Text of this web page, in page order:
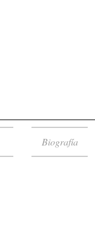
Biografía